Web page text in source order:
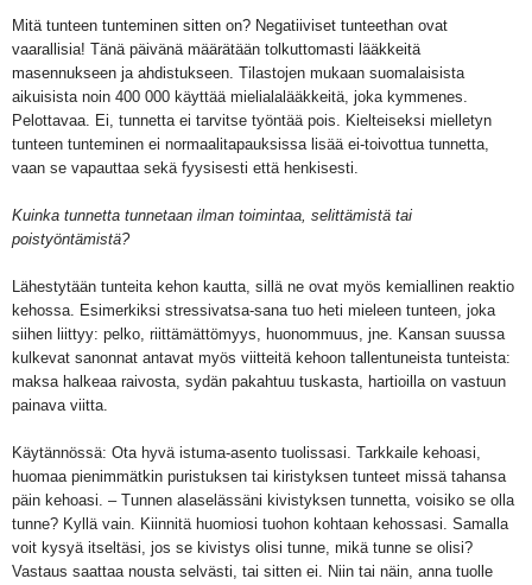
Mitä tunteen tunteminen sitten on? Negatiiviset tunteethan ovat
vaarallisia! Tänä päivänä määrätään tolkuttomasti lääkkeitä
masennukseen ja ahdistukseen. Tilastojen mukaan suomalaisista
aikuisista noin 400 000 käyttää mielialalääkkeitä, joka kymmenes.
Pelottavaa. Ei, tunnetta ei tarvitse työntää pois. Kielteiseksi mielletyn
tunteen tunteminen ei normaalitapauksissa lisää ei-toivottua tunnetta,
vaan se vapauttaa sekä fyysisesti että henkisesti.
Kuinka tunnetta tunnetaan ilman toimintaa, selittämistä tai
poistyöntämistä?
Lähestytään tunteita kehon kautta, sillä ne ovat myös kemiallinen reaktio
kehossa. Esimerkiksi stressivatsa-sana tuo heti mieleen tunteen, joka
siihen liittyy: pelko, riittämättömyys, huonommuus, jne. Kansan suussa
kulkevat sanonnat antavat myös viitteitä kehoon tallentuneista tunteista:
maksa halkeaa raivosta, sydän pakahtuu tuskasta, hartioilla on vastuun
painava viitta.
Käytännössä: Ota hyvä istuma-asento tuolissasi. Tarkkaile kehoasi,
huomaa pienimmätkin puristuksen tai kiristyksen tunteet missä tahansa
päin kehoasi. – Tunnen alaselässäni kivistyksen tunnetta, voisiko se olla
tunne? Kyllä vain. Kiinnitä huomiosi tuohon kohtaan kehossasi. Samalla
voit kysyä itseltäsi, jos se kivistys olisi tunne, mikä tunne se olisi?
Vastaus saattaa nousta selvästi, tai sitten ei. Niin tai näin, anna tuolle